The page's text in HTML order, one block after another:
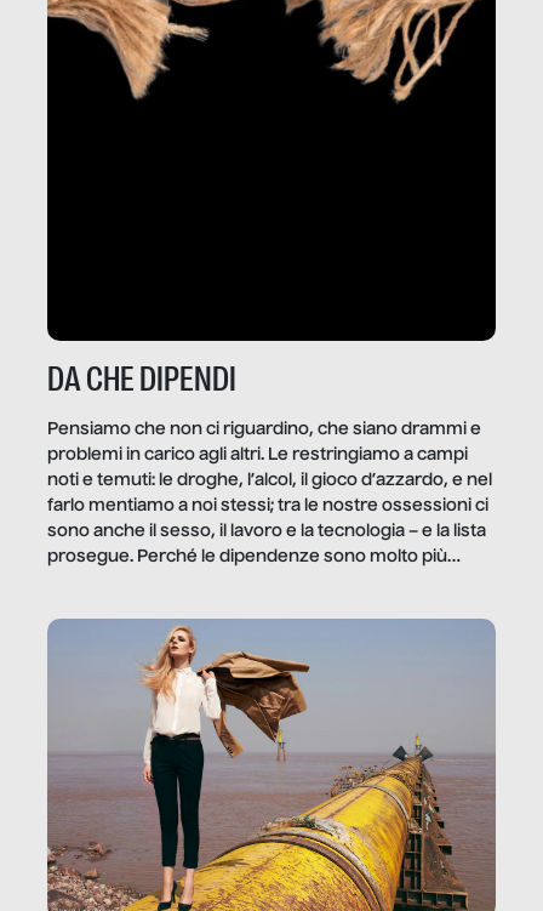
DA CHE DIPENDI
Pensiamo che non ci riguardino, che siano drammi e
problemi in carico agli altri. Le restringiamo a campi
noti e temuti: le droghe, l’alcol, il gioco d’azzardo, e nel
farlo mentiamo a noi stessi; tra le nostre ossessioni ci
sono anche il sesso, il lavoro e la tecnologia – e la lista
prosegue. Perché le dipendenze sono molto più
trae un guadagno. In questo reportage vediamo
quale e come.